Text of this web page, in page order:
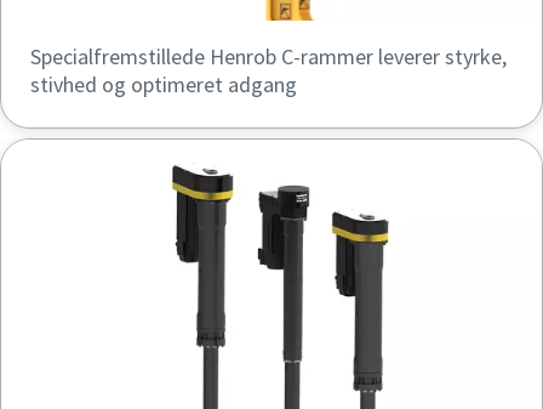
Specialfremstillede Henrob C-rammer leverer styrke,
stivhed og optimeret adgang